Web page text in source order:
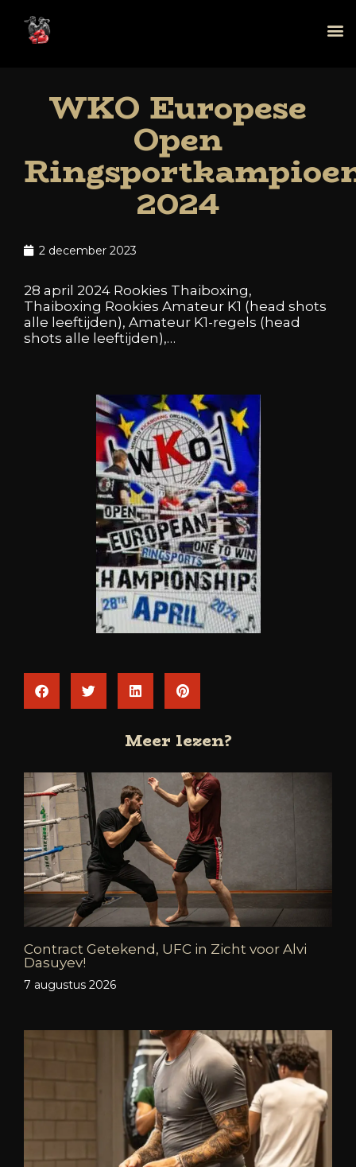
WKO Europese
Open
2024
2 december 2023
28 april 2024 Rookies Thaiboxing,
Thaiboxing Rookies Amateur K1 (head shots
alle leeftijden), Amateur K1-regels (head
shots alle leeftijden),…
Meer lezen?
Contract Getekend, UFC in Zicht voor Alvi
Dasuyev!
7 augustus 2026